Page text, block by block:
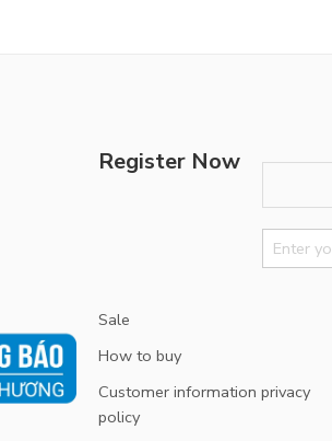
Register Now
Sale
How to buy
Customer information privacy
policy